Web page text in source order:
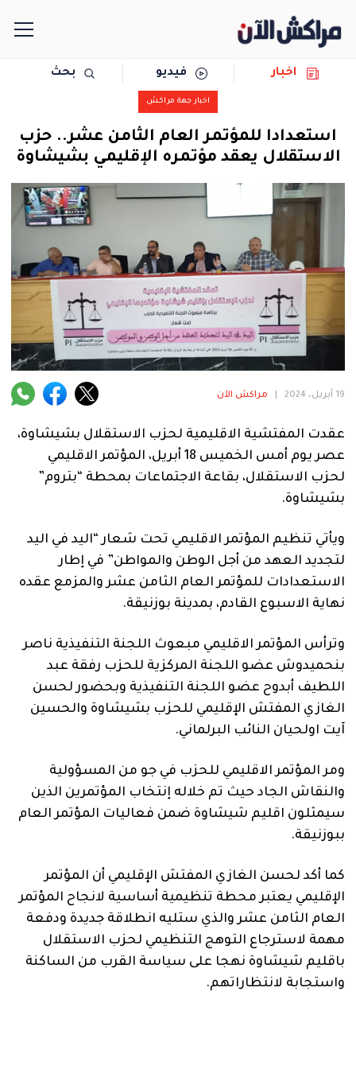
مجتمع
سياسة
رياضة
دولية
المرأة
منوعة
آراء
اخبار فيديو بحث
اخبار جهة مراكش
استعدادا للمؤتمر العام الثامن عشر.. حزب
الاستقلال يعقد مؤتمره الإقليمي بشيشاوة
19 أبريل، 2024 مراكش الآن
عقدت المفتشية الاقليمية لحزب الاستقلال بشيشاوة،
عصر يوم أمس الخميس 18 أبريل، المؤتمر الاقليمي
لحزب الاستقلال، بقاعة الاجتماعات بمحطة “بتروم”
بشيشاوة.
ويأتي تنظيم المؤتمر الاقليمي تحت شعار “اليد في اليد
لتجديد العهد من أجل الوطن والمواطن” في إطار
الاستعدادات للمؤتمر العام الثامن عشر والمزمع عقده
نهاية الاسبوع القادم، بمدينة بوزنيقة.
وترأس المؤتمر الاقليمي مبعوث اللجنة التنفيذية ناصر
بنحميدوش عضو اللجنة المركزية للحزب رفقة عبد
اللطيف أبدوح عضو اللجنة التنفيذية وبحضور لحسن
الغازي المفتش الإقليمي للحزب بشيشاوة والحسين
آيت اولحيان النائب البرلماني.
ومر المؤتمر الاقليمي للحزب في جو من المسؤولية
والنقاش الجاد حيث تم خلاله إنتخاب المؤتمرين الذين
سيمثلون اقليم شيشاوة ضمن فعاليات المؤتمر العام
ببوزنيقة.
كما أكد لحسن الغازي المفتش الإقليمي أن المؤتمر
الإقليمي يعتبر محطة تنظيمية أساسية لانجاح المؤتمر
العام الثامن عشر والذي ستليه انطلاقة جديدة ودفعة
مهمة لاسترجاع التوهج التنظيمي لحزب الاستقلال
باقليم شيشاوة نهجا على سياسة القرب من الساكنة
واستجابة لانتظاراتهم.